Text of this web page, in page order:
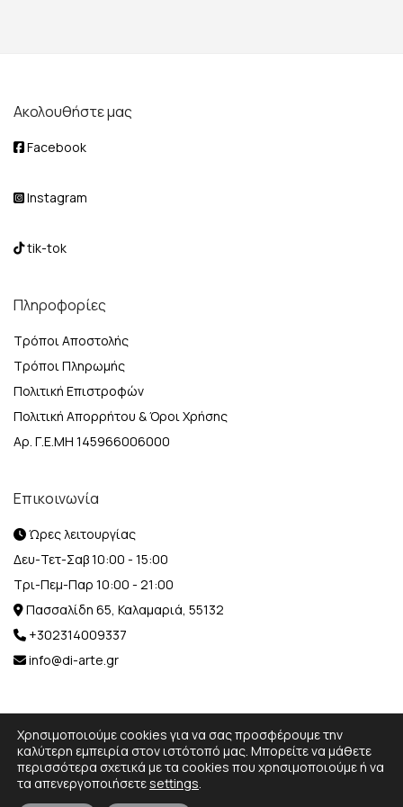
Ακολουθήστε μας
Facebook
Instagram
tik-tok
Πληροφορίες
Τρόποι Αποστολής
Τρόποι Πληρωμής
Πολιτική Επιστροφών
Πολιτική Απορρήτου & Όροι Χρήσης
Αρ. Γ.Ε.ΜΗ 145966006000
Επικοινωνία
Ώρες λειτουργίας
Δευ-Τετ-Σαβ 10:00 - 15:00
Τρι-Πεμ-Παρ 10:00 - 21:00
Πασσαλίδη 65, Καλαμαριά, 55132
+302314009337
info@di-arte.gr
© 2026 Designed and Developed by MediaBox.
All rights
Χρησιμοποιούμε cookies για να σας προσφέρουμε την
καλύτερη εμπειρία στον ιστότοπό μας. Μπορείτε να μάθετε
περισσότερα σχετικά με τα cookies που χρησιμοποιούμε ή να
τα απενεργοποιήσετεsettings.